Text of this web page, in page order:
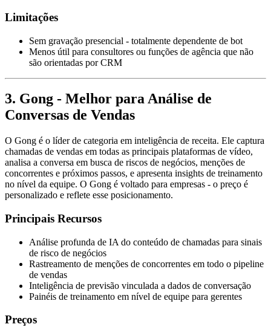
Limitações
Sem gravação presencial - totalmente dependente de bot
Menos útil para consultores ou funções de agência que não
são orientadas por CRM
3. Gong - Melhor para Análise de
Conversas de Vendas
O Gong é o líder de categoria em inteligência de receita. Ele captura
chamadas de vendas em todas as principais plataformas de vídeo,
analisa a conversa em busca de riscos de negócios, menções de
concorrentes e próximos passos, e apresenta insights de treinamento
no nível da equipe. O Gong é voltado para empresas - o preço é
personalizado e reflete esse posicionamento.
Principais Recursos
Análise profunda de IA do conteúdo de chamadas para sinais
de risco de negócios
Rastreamento de menções de concorrentes em todo o pipeline
de vendas
Inteligência de previsão vinculada a dados de conversação
Painéis de treinamento em nível de equipe para gerentes
Preços